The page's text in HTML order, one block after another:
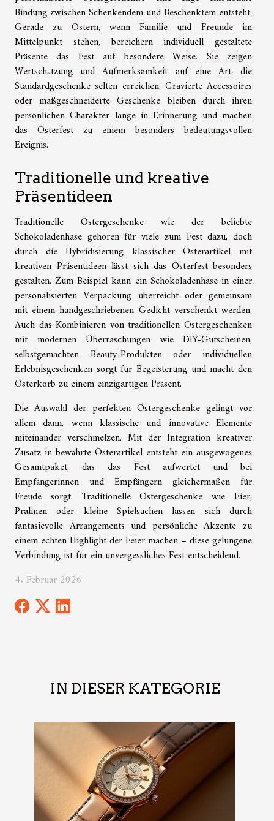
Bindung zwischen Schenkendem und Beschenktem entsteht.
Gerade zu Ostern, wenn Familie und Freunde im
Mittelpunkt stehen, bereichern individuell gestaltete
Präsente das Fest auf besondere Weise. Sie zeigen
Wertschätzung und Aufmerksamkeit auf eine Art, die
Standardgeschenke selten erreichen. Gravierte Accessoires
oder maßgeschneiderte Geschenke bleiben durch ihren
persönlichen Charakter lange in Erinnerung und machen
das Osterfest zu einem besonders bedeutungsvollen
Ereignis.
Traditionelle und kreative
Präsentideen
Traditionelle Ostergeschenke wie der beliebte
Schokoladenhase gehören für viele zum Fest dazu, doch
durch die Hybridisierung klassischer Osterartikel mit
kreativen Präsentideen lässt sich das Osterfest besonders
gestalten. Zum Beispiel kann ein Schokoladenhase in einer
personalisierten Verpackung überreicht oder gemeinsam
mit einem handgeschriebenen Gedicht verschenkt werden.
Auch das Kombinieren von traditionellen Ostergeschenken
mit modernen Überraschungen wie DIY-Gutscheinen,
selbstgemachten Beauty-Produkten oder individuellen
Erlebnisgeschenken sorgt für Begeisterung und macht den
Osterkorb zu einem einzigartigen Präsent.
Die Auswahl der perfekten Ostergeschenke gelingt vor
allem dann, wenn klassische und innovative Elemente
miteinander verschmelzen. Mit der Integration kreativer
Zusatz in bewährte Osterartikel entsteht ein ausgewogenes
Gesamtpaket, das das Fest aufwertet und bei
Empfängerinnen und Empfängern gleichermaßen für
Freude sorgt. Traditionelle Ostergeschenke wie Eier,
Pralinen oder kleine Spielsachen lassen sich durch
fantasievolle Arrangements und persönliche Akzente zu
einem echten Highlight der Feier machen – diese gelungene
Verbindung ist für ein unvergessliches Fest entscheidend.
4. Februar 2026
IN DIESER KATEGORIE